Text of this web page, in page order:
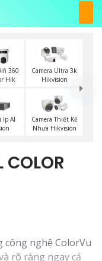
360
Hik
Camera Ultra 3k
Hikvision
Ip AI
Camera Thiết Kế
Nhựa Hikvision
COLOR
công nghệ ColorVu
rõ ràng ngay cả